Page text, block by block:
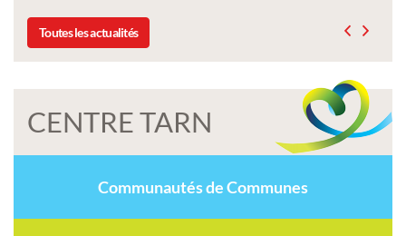
Toutes les actualités
CENTRE TARN
Communautés de Communes